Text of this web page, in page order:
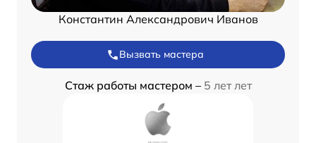
Константин Александрович Иванов
Вызвать мастера
Стаж работы мастером – 5 лет лет